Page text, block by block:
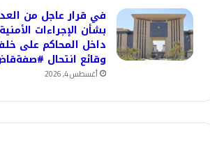
في قرار عاجل من
بشأن الإجراءات الأمنية
داخل المحاكم على
وقائع انتحال
أغسطس 4, 2026